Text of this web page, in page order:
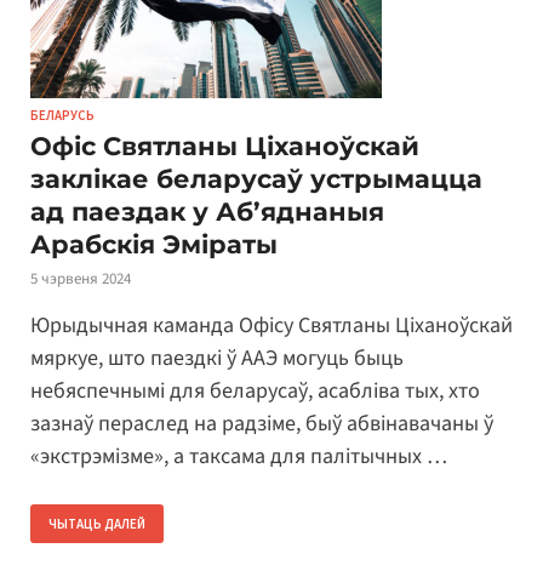
БЕЛАРУСЬ
Офіс Святланы Ціханоўскай
заклікае беларусаў устрымацца
ад паездак у Аб’яднаныя
Арабскія Эміраты
5 чэрвеня 2024
Юрыдычная каманда Офісу Святланы Ціханоўскай
мяркуе, што паездкі ў ААЭ могуць быць
небяспечнымі для беларусаў, асабліва тых, хто
зазнаў пераслед на радзіме, быў абвінавачаны ў
«экстрэмізме», а таксама для палітычных …
ЧЫТАЦЬ ДАЛЕЙ